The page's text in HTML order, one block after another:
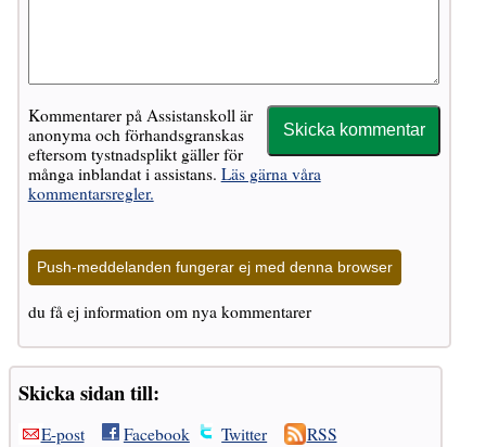
Kommentarer på Assistanskoll är
anonyma och förhandsgranskas
eftersom tystnadsplikt gäller för
många inblandat i assistans. Läs gärna våra
kommentarsregler.
Push-meddelanden fungerar ej med denna browser
du få ej information om nya kommentarer
Skicka sidan till:
E-post Facebook Twitter RSS